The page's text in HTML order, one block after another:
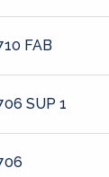
FAB
SUP 1